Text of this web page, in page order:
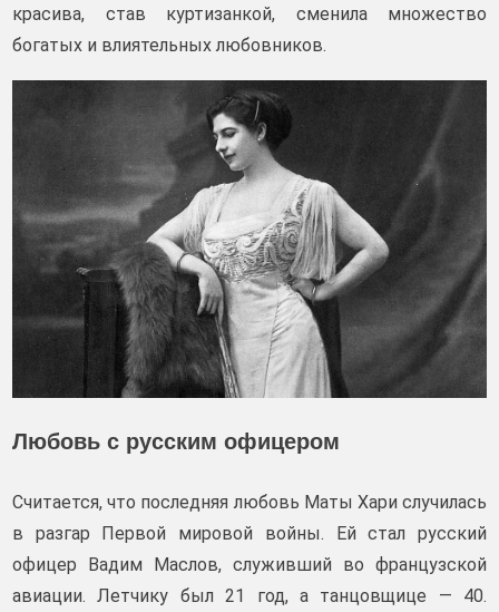
красива, став куртизанкой, сменила множество
богатых и влиятельных любовников.
Любовь с русским офицером
Считается, что последняя любовь Маты Хари случилась
в разгар Первой мировой войны. Ей стал русский
офицер Вадим Маслов, служивший во французской
авиации. Летчику был 21 год, а танцовщице — 40.